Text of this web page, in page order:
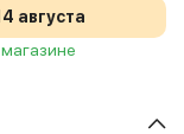
августа
магазине